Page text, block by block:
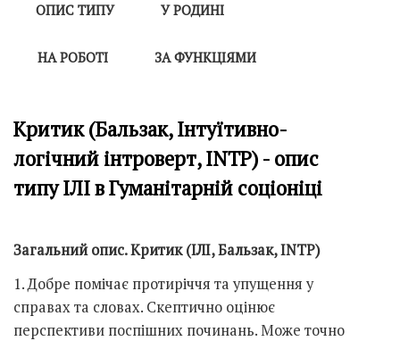
ОПИС ТИПУ У РОДИНІ
НА РОБОТІ ЗА ФУНКЦІЯМИ
Критик (Бальзак, Інтуїтивно-
логічний інтроверт, INTP) - опис
типу ІЛІ в Гуманітарній соціоніці
Загальний опис. Критик (ІЛІ, Бальзак, INTP)
1. Добре помічає протиріччя та упущення у
справах та словах. Скептично оцінює
перспективи поспішних починань. Може точно